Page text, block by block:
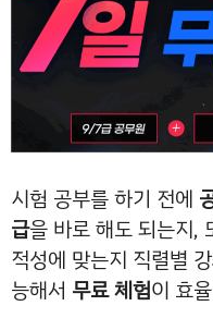
시험 공부를 하기 전에
급을 바로 해도 되는지,
적성에 맞는지 직렬별
능해서 무료 체험이 효